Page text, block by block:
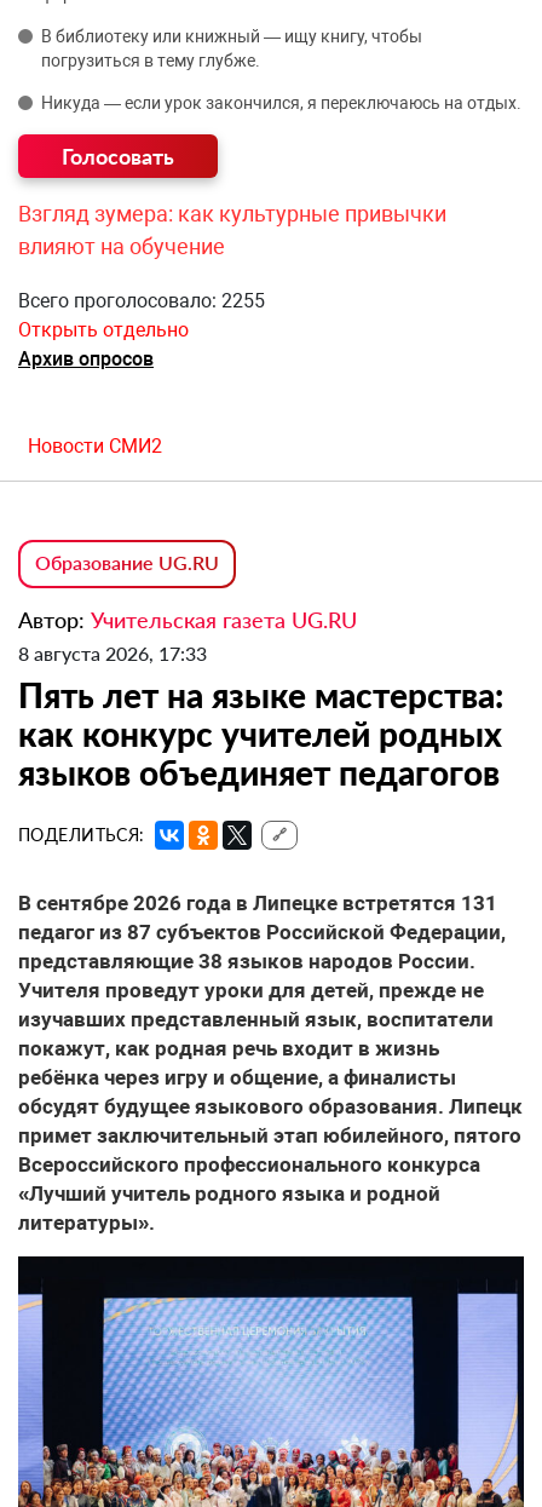
В библиотеку или книжный — ищу книгу, чтобы
погрузиться в тему глубже.
Никуда — если урок закончился, я переключаюсь на отдых.
Взгляд зумера: как культурные привычки
влияют на обучение
Всего проголосовало: 2255
Открыть отдельно
Архив опросов
Новости СМИ2
Образование UG.RU
Автор: Учительская газета UG.RU
8 августа 2026, 17:33
Пять лет на языке мастерства:
как конкурс учителей родных
языков объединяет педагогов
ПОДЕЛИТЬСЯ: 🔗
В сентябре 2026 года в Липецке встретятся 131
педагог из 87 субъектов Российской Федерации,
представляющие 38 языков народов России.
Учителя проведут уроки для детей, прежде не
изучавших представленный язык, воспитатели
покажут, как родная речь входит в жизнь
ребёнка через игру и общение, а финалисты
обсудят будущее языкового образования. Липецк
примет заключительный этап юбилейного, пятого
Всероссийского профессионального конкурса
«Лучший учитель родного языка и родной
литературы».